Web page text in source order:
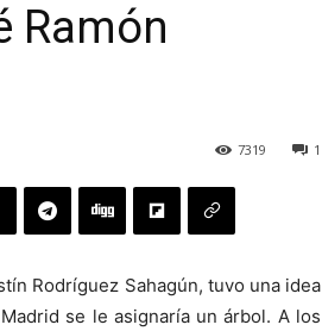
Ramón
1
7319
Rodríguez Sahagún, tuvo una idea
se le asignaría un árbol. A los